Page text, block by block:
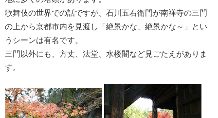
歌舞伎の世界での話ですが、石川五右衛門が南禅寺の三門
の上から京都市内を見渡し「絶景かな、絶景かな～」とい
うシーンは有名です。
三門以外にも、方丈、法堂、水楼閣など見ごたえがありま
す。